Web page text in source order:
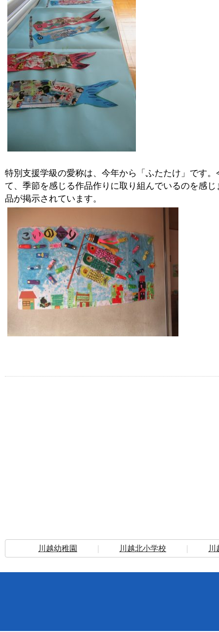
特別支援学級の愛称は、今年から「ふたたけ」です
て、季節を感じる作品作りに取り組んでいるのを感
品が掲示されています。
川越幼稚園 川越北小学校 川